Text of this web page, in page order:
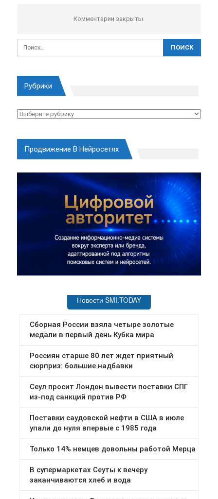
Комментарии закрыты.
Рубрики
Рубрики
Продвижение В Нейросетях